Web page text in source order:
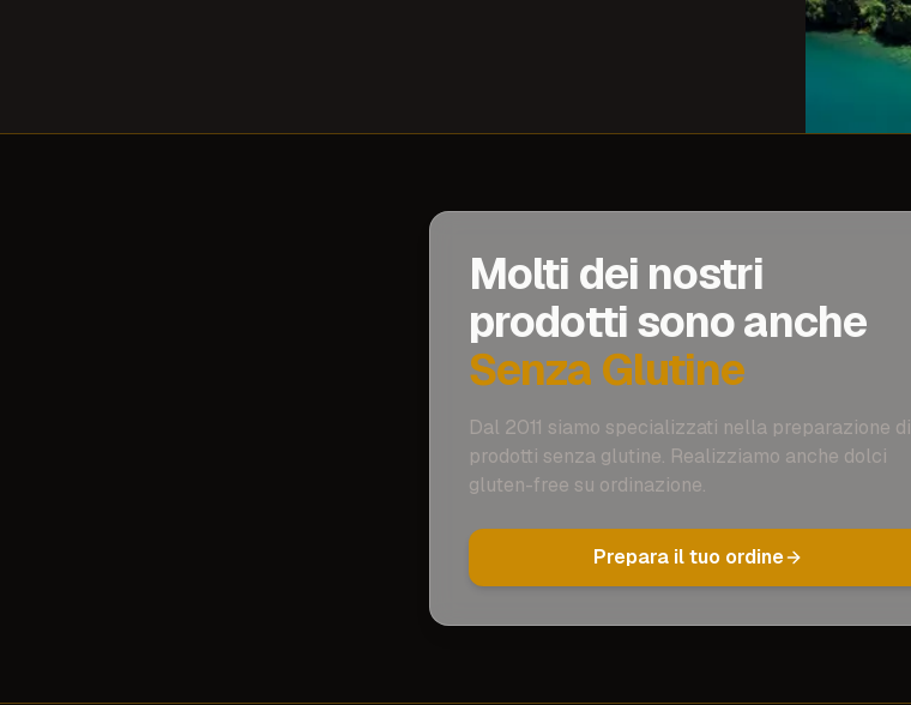
Molti dei nostri
prodotti sono anche
Senza Glutine
Dal 2011 siamo specializzati nella preparazione di
prodotti senza glutine. Realizziamo anche dolci
gluten-free su ordinazione.
Prepara il tuo ordine